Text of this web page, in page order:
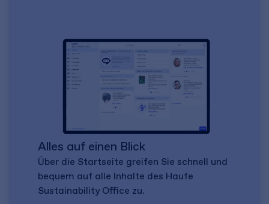
Alles auf einen Blick
Über die Startseite greifen Sie schnell und
bequem auf alle Inhalte des Haufe
Sustainability Office zu.